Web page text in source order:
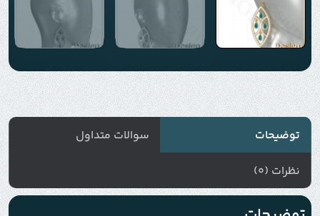
توضیحات
سوالات متداول
نظرات (0)